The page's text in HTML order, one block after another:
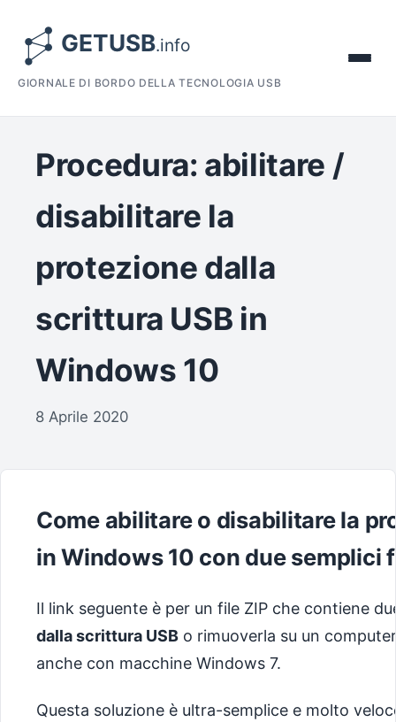
GIORNALE DI BORDO DELLA TECNOLOGIA USB
Procedura: abilitare /
disabilitare la
protezione dalla
scrittura USB in
Windows 10
8 Aprile 2020
Come abilitare o disabilitare la
in Windows 10 con due semplici
Il link seguente è per un file ZIP che contiene
dalla scrittura USB o rimuoverla su un
anche con macchine Windows 7.
Questa soluzione è ultra-semplice e molto